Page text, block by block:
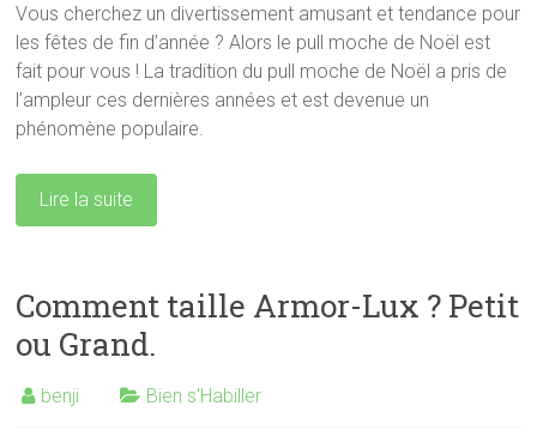
Vous cherchez un divertissement amusant et tendance pour
les fêtes de fin d’année ? Alors le pull moche de Noël est
fait pour vous ! La tradition du pull moche de Noël a pris de
l’ampleur ces dernières années et est devenue un
phénomène populaire.
Lire la suite
Comment taille Armor-Lux ? Petit
ou Grand.
benji Bien s'Habiller